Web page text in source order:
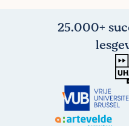
25.000+